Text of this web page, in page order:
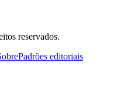
reservados.
Padrões editoriais